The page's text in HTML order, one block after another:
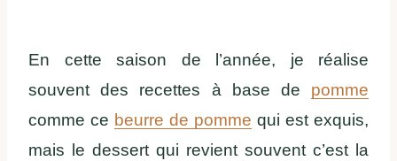
En cette saison de l’année, je réalise
souvent des recettes à base de pomme
comme ce beurre de pomme qui est exquis,
mais le dessert qui revient souvent c’est la